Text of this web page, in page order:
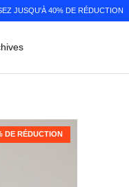
JUSQU'À 40% DE RÉDUCTION
DE RÉDUCTION